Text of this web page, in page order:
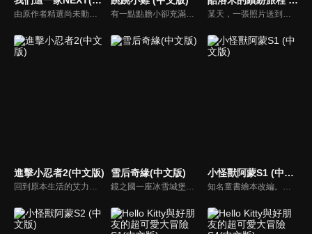
有一點點膽小卻充滿好奇心的「帶骨雞」，和總是用小跳步靠過來的舞蹈老師「小跳步青蛙老師」，以及其他具有獨特個性的夥伴們跳舞大活耀！在家裡和各種地方以「身體動了，心也舞動了起來♪」為主題的角色人物。這是關於不可思議的夥伴們與愉快舞蹈的故事。
進擊小忍者2(中文版)
回到原本生活的艾力克斯，正煩惱著和潔西卡之間的關係不順遂，此時忍者突然以刺蝟之姿出現在他面前，原來艾普明快要被釋放了！憑藉著艾力克斯聰明的腦袋，他們來到泰國，艾力克斯和忍者也在不斷磨合中，成為最佳拍檔，甚至團隊還多了尚恩加入！
雪后奇緣(中文版)
鏡之國一座冰雪城堡，冰雪女王警告女兒艾拉神祕封印下住著邪惡的冰雪妖魔。山精旅行家來到冰雪城堡探險，卻意外打開封印，釋放出邪惡冰雪妖魔不僅擾亂鏡之國和人類世界。艾拉和山精一起尋找冒險家凱和格爾達，只有他們能幫助對付冰雪妖魔。究竟他們能否擊敗這些冰雪妖魔，解除鏡之國和人類世界的危機？
小怪獸阿蒙S1 (中文版)
知名童書繪本改編。故事講述的是小怪獸阿蒙醜醜的外表下，有著一顆敏感細膩的心。他希望有人能愛他，包容他，陪伴他，愛他本來的樣子。這個系列圍繞“愛”的主題，恰恰是父母對孩子所有愛的表現。